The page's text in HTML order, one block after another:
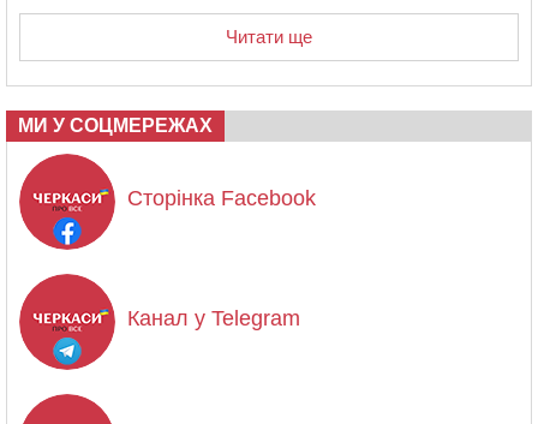
Читати ще
МИ У СОЦМЕРЕЖАХ
Сторінка Facebook
Канал у Telegram